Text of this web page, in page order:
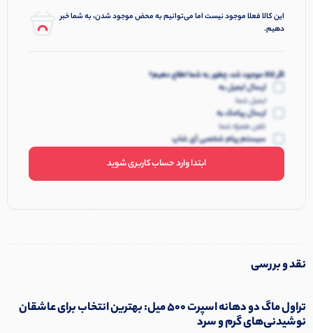
این کالا فعلا موجود نیست اما می‌توانیم به محض موجود شدن، به شما خبر
دهیم.
اگر کالا موجود شد، چطور به شما اطلاع دهیم؟
ارسال ایمیل به
ایمیل شما
ارسال پیامک به
تلفن همراه شما
سیستم پیام شخصی آی شاپ
ابتدا وارد حساب کاربری شوید
نقد و بررسی
تراول ماگ دو دهانه اسپرت 500 میل: بهترین انتخاب برای عاشقان
نوشیدنی‌های گرم و سرد